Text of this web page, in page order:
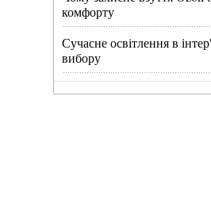
комфорту
Сучасне освітлення в
вибору